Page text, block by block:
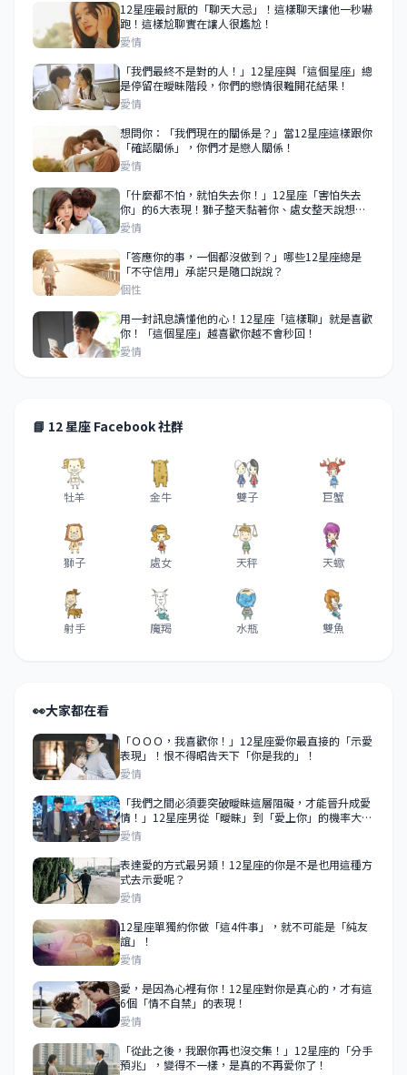
12星座最討厭的「聊天大忌」！這樣聊天讓他一秒嚇
跑！這樣尬聊實在讓人很尷尬！
愛情
「我們最終不是對的人！」12星座與「這個星座」總
是停留在曖昧階段，你們的戀情很難開花結果！
愛情
想問你：「我們現在的關係是？」當12星座這樣跟你
「確認關係」，你們才是戀人關係！
愛情
「什麼都不怕，就怕失去你！」12星座「害怕失去
你」的6大表現！獅子整天黏著你、處女整天說想
你！
愛情
「答應你的事，一個都沒做到？」哪些12星座總是
「不守信用」承諾只是隨口說說？
個性
用一封訊息讀懂他的心！12星座「這樣聊」就是喜歡
你！「這個星座」越喜歡你越不會秒回！
愛情
📘 12 星座 Facebook 社群
牡羊 金牛 雙子 巨蟹
獅子 處女 天秤 天蠍
射手 魔羯 水瓶 雙魚
👀大家都在看
「ＯＯＯ，我喜歡你！」12星座愛你最直接的「示愛
表現」！恨不得昭告天下「你是我的」！
愛情
「我們之間必須要突破曖昧這層阻礙，才能晉升成愛
情！」12星座男從「曖昧」到「愛上你」的機率大公
開！這樣的機率就是愛上你的主要關鍵！
愛情
表達愛的方式最另類！12星座的你是不是也用這種方
式去示愛呢？
愛情
12星座單獨約你做「這4件事」，就不可能是「純友
誼」！
愛情
愛，是因為心裡有你！12星座對你是真心的，才有這
6個「情不自禁」的表現！
愛情
「從此之後，我跟你再也沒交集！」12星座的「分手
預兆」，變得不一樣，是真的不再愛你了！